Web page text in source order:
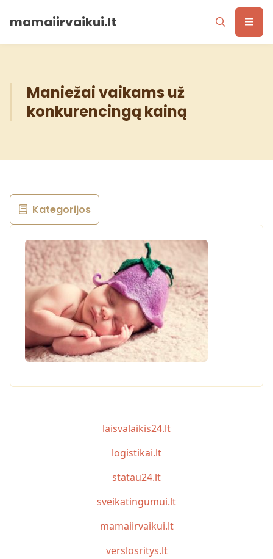
mamaiirvaikui.lt
Maniežai vaikams už
konkurencingą kainą
Kategorijos
laisvalaikis24.lt
logistikai.lt
statau24.lt
sveikatingumui.lt
mamaiirvaikui.lt
verslosritys.lt